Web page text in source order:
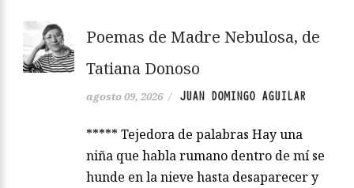
Poemas de Madre Nebulosa, de
Tatiana Donoso
agosto 09, 2026 / JUAN DOMINGO AGUILAR
***** Tejedora de palabras Hay una
niña que habla rumano dentro de mí se
hunde en la nieve hasta desaparecer y